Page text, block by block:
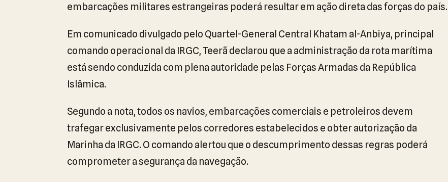
embarcações militares estrangeiras poderá resultar em ação direta das forças do país.
Em comunicado divulgado pelo Quartel-General Central Khatam al-Anbiya, principal
comando operacional da IRGC, Teerã declarou que a administração da rota marítima
está sendo conduzida com plena autoridade pelas Forças Armadas da República
Islâmica.
Segundo a nota, todos os navios, embarcações comerciais e petroleiros devem
trafegar exclusivamente pelos corredores estabelecidos e obter autorização da
Marinha da IRGC. O comando alertou que o descumprimento dessas regras poderá
comprometer a segurança da navegação.